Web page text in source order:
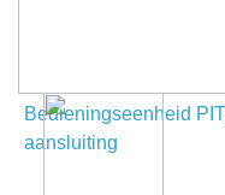
Bedieningseenheid
aansluiting